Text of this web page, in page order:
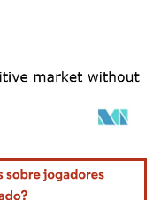
conforme CC BY 4.0.